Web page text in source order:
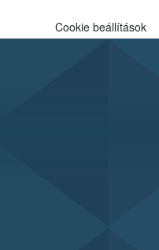
Cookie beállítások